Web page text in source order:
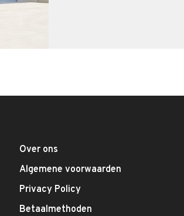
Over ons
Algemene voorwaarden
Privacy Policy
Betaalmethoden